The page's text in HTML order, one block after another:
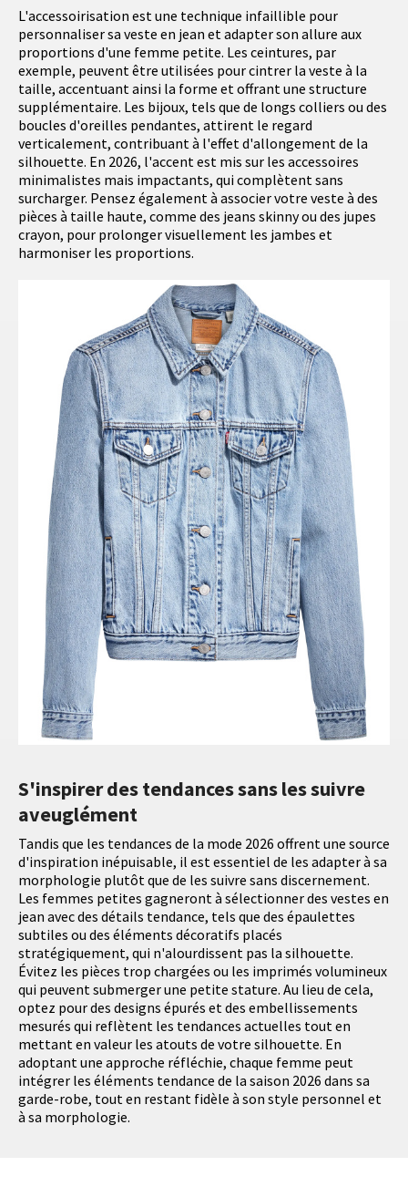
L'accessoirisation est une technique infaillible pour
personnaliser sa veste en jean et adapter son allure aux
proportions d'une femme petite. Les ceintures, par
exemple, peuvent être utilisées pour cintrer la veste à la
taille, accentuant ainsi la forme et offrant une structure
supplémentaire. Les bijoux, tels que de longs colliers ou des
boucles d'oreilles pendantes, attirent le regard
verticalement, contribuant à l'effet d'allongement de la
silhouette. En 2026, l'accent est mis sur les accessoires
minimalistes mais impactants, qui complètent sans
surcharger. Pensez également à associer votre veste à des
pièces à taille haute, comme des jeans skinny ou des jupes
crayon, pour prolonger visuellement les jambes et
harmoniser les proportions.
S'inspirer des tendances sans les suivre
aveuglément
Tandis que les tendances de la mode 2026 offrent une source
d'inspiration inépuisable, il est essentiel de les adapter à sa
morphologie plutôt que de les suivre sans discernement.
Les femmes petites gagneront à sélectionner des vestes en
jean avec des détails tendance, tels que des épaulettes
subtiles ou des éléments décoratifs placés
stratégiquement, qui n'alourdissent pas la silhouette.
Évitez les pièces trop chargées ou les imprimés volumineux
qui peuvent submerger une petite stature. Au lieu de cela,
optez pour des designs épurés et des embellissements
mesurés qui reflètent les tendances actuelles tout en
mettant en valeur les atouts de votre silhouette. En
adoptant une approche réfléchie, chaque femme peut
intégrer les éléments tendance de la saison 2026 dans sa
garde-robe, tout en restant fidèle à son style personnel et
à sa morphologie.